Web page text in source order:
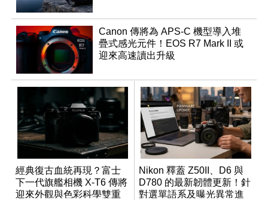
Canon 傳將為 APS-C 機型導入堆
疊式感光元件！EOS R7 Mark II 或
迎來高速讀出升級
經典復古血統再現？富士
下一代旗艦相機 X-T6 傳將
迎來外觀與色彩科學雙重
Nikon 釋蓋 Z50II、D6 與
D780 的最新韌體更新！針
對選單語系及曝光異常進